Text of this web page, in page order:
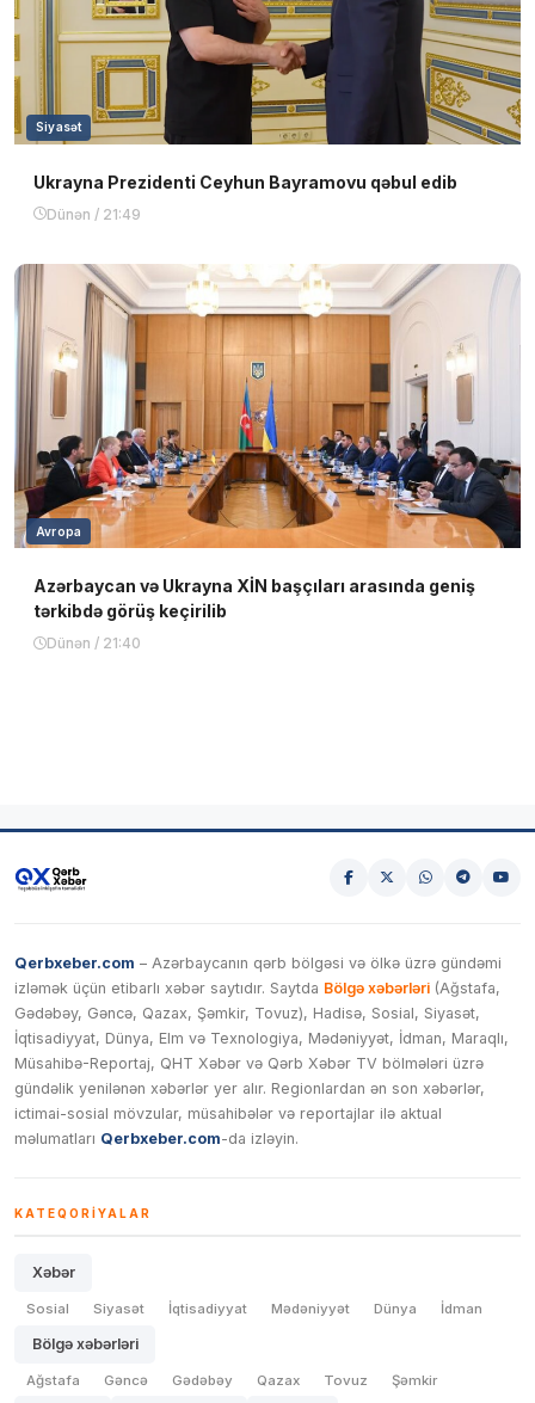
Siyasət
Ukrayna Prezidenti Ceyhun Bayramovu qəbul edib
Dünən / 21:49
Avropa
Azərbaycan və Ukrayna XİN başçıları arasında geniş
tərkibdə görüş keçirilib
Dünən / 21:40
Qerbxeber.com – Azərbaycanın qərb bölgəsi və ölkə üzrə gündəmi
izləmək üçün etibarlı xəbər saytıdır. Saytda Bölgə xəbərləri (Ağstafa,
Gədəbəy, Gəncə, Qazax, Şəmkir, Tovuz), Hadisə, Sosial, Siyasət,
İqtisadiyyat, Dünya, Elm və Texnologiya, Mədəniyyət, İdman, Maraqlı,
Müsahibə-Reportaj, QHT Xəbər və Qərb Xəbər TV bölmələri üzrə
gündəlik yenilənən xəbərlər yer alır. Regionlardan ən son xəbərlər,
ictimai-sosial mövzular, müsahibələr və reportajlar ilə aktual
məlumatları Qerbxeber.com-da izləyin.
KATEQORIYALAR
Xəbər
Sosial Siyasət İqtisadiyyat Mədəniyyət Dünya İdman
Bölgə xəbərləri
Ağstafa Gəncə Gədəbəy Qazax Tovuz Şəmkir